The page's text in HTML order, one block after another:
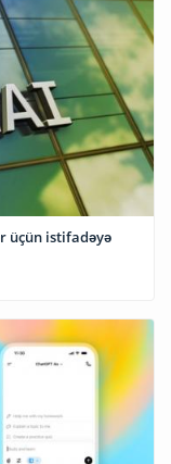
üçün istifadəyə